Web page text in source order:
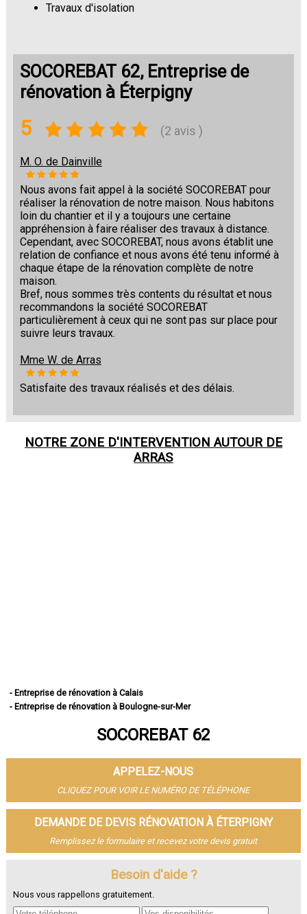
Travaux d'isolation
SOCOREBAT 62, Entreprise de
rénovation à Éterpigny
5 (2 avis )
M. O. de Dainville
Nous avons fait appel à la société SOCOREBAT pour
réaliser la rénovation de notre maison. Nous habitons
loin du chantier et il y a toujours une certaine
appréhension à faire réaliser des travaux à distance.
Cependant, avec SOCOREBAT, nous avons établit une
relation de confiance et nous avons été tenu informé à
chaque étape de la rénovation complète de notre
maison.
Bref, nous sommes très contents du résultat et nous
recommandons la société SOCOREBAT
particulièrement à ceux qui ne sont pas sur place pour
suivre leurs travaux.
Mme W. de Arras
Satisfaite des travaux réalisés et des délais.
NOTRE ZONE D'INTERVENTION AUTOUR DE
ARRAS
- Entreprise de rénovation à Calais
- Entreprise de rénovation à Boulogne-sur-Mer
- Entreprise de rénovation à Lens
- Entreprise de rénovation à Béthune
- Entreprise de rénovation à Hénin-Beaumont
- Entreprise de rénovation à Bruay-la-Buissière
- Entreprise de rénovation à Avion
- Entreprise de rénovation à Carvin
- Entreprise de rénovation à Berck
- Entreprise de rénovation à Saint-Omer
- Entreprise de rénovation à Harnes
- Entreprise de rénovation à Nœux-les-Mines
SOCOREBAT 62
APPELEZ-NOUS
CLIQUEZ POUR VOIR LE NUMÉRO DE TÉLÉPHONE
DEMANDE DE DEVIS RÉNOVATION À ÉTERPIGNY
Remplissez le formulaire et recevez votre devis gratuit
Besoin d'aide ?
Nous vous rappellons gratuitement.